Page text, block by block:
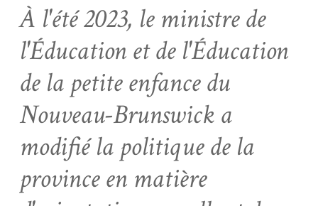
À l'été 2023, le ministre de
l'Éducation et de l'Éducation
de la petite enfance du
Nouveau-Brunswick a
modifié la politique de la
province en matière